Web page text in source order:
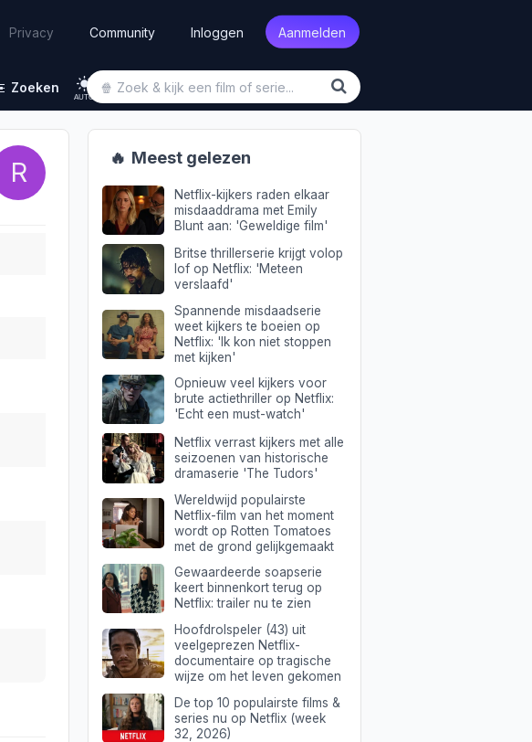
Privacy Community Inloggen Aanmelden
Zoeken
AUTO
R 🔥 Meest gelezen
Netflix-kijkers raden elkaar
misdaaddrama met Emily
Blunt aan: 'Geweldige film'
Britse thrillerserie krijgt volop
lof op Netflix: 'Meteen
verslaafd'
Spannende misdaadserie
weet kijkers te boeien op
Netflix: 'Ik kon niet stoppen
met kijken'
Opnieuw veel kijkers voor
brute actiethriller op Netflix:
'Echt een must-watch'
Netflix verrast kijkers met alle
seizoenen van historische
dramaserie 'The Tudors'
Wereldwijd populairste
Netflix-film van het moment
wordt op Rotten Tomatoes
met de grond gelijkgemaakt
Gewaardeerde soapserie
keert binnenkort terug op
Netflix: trailer nu te zien
Hoofdrolspeler (43) uit
veelgeprezen Netflix-
documentaire op tragische
wijze om het leven gekomen
De top 10 populairste films &
series nu op Netflix (week
32, 2026)